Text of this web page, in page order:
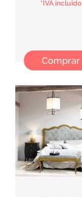
*IVA incluido
Comprar